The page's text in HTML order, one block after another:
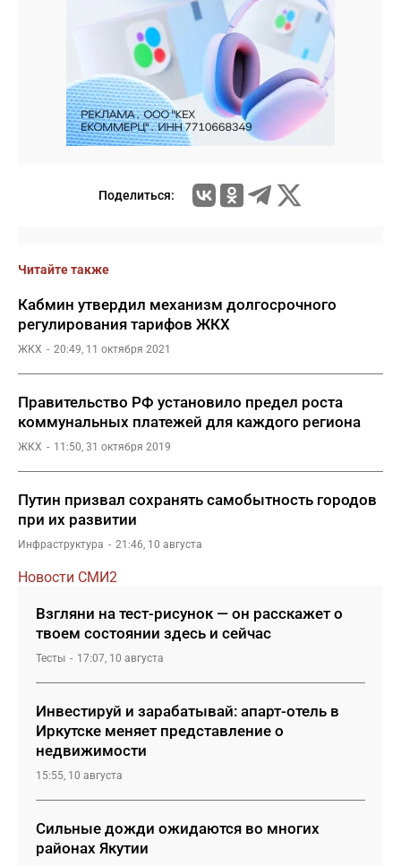
Поделиться:
Читайте также
Кабмин утвердил механизм долгосрочного
регулирования тарифов ЖКХ
ЖКХ 20:49, 11 октября 2021
Правительство РФ установило предел роста
коммунальных платежей для каждого региона
ЖКХ 11:50, 31 октября 2019
Путин призвал сохранять самобытность городов
при их развитии
Инфраструктура 21:46, 10 августа
Новости СМИ2
Взгляни на тест-рисунок — он расскажет о
твоем состоянии здесь и сейчас
Тесты 17:07, 10 августа
Инвестируй и зарабатывай: апарт-отель в
Иркутске меняет представление о
недвижимости
15:55, 10 августа
Сильные дожди ожидаются во многих
районах Якутии